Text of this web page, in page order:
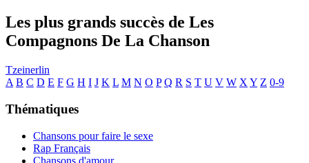
Les plus grands succès de Les
Compagnons De La Chanson
Tzeinerlin
A B C D E F G H I J K L M N O P Q R S T U V W X Y Z 0-9
Thématiques
Chansons pour faire le sexe
Rap Français
Chansons d'amour